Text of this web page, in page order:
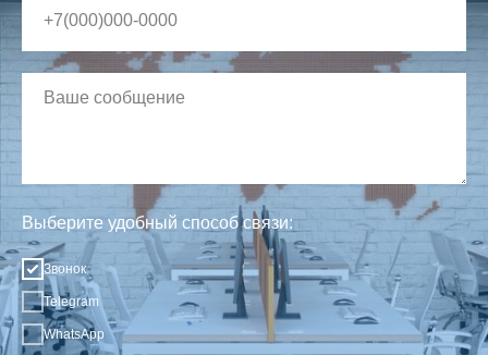
Выберите удобный способ связи:
Звонок
Telegram
WhatsApp